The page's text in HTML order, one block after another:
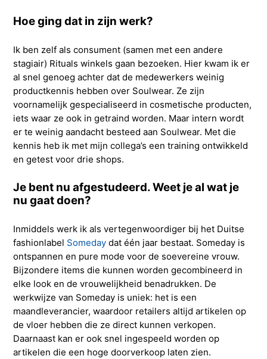
Hoe ging dat in zijn werk?
Ik ben zelf als consument (samen met een andere
stagiair) Rituals winkels gaan bezoeken. Hier kwam ik er
al snel genoeg achter dat de medewerkers weinig
productkennis hebben over Soulwear. Ze zijn
voornamelijk gespecialiseerd in cosmetische producten,
iets waar ze ook in getraind worden. Maar intern wordt
er te weinig aandacht besteed aan Soulwear. Met die
kennis heb ik met mijn collega’s een training ontwikkeld
en getest voor drie shops.
Je bent nu afgestudeerd. Weet je al wat je
nu gaat doen?
Inmiddels werk ik als vertegenwoordiger bij het Duitse
fashionlabel Someday dat één jaar bestaat. Someday is
ontspannen en pure mode voor de soevereine vrouw.
Bijzondere items die kunnen worden gecombineerd in
elke look en de vrouwelijkheid benadrukken. De
werkwijze van Someday is uniek: het is een
maandleverancier, waardoor retailers altijd artikelen op
de vloer hebben die ze direct kunnen verkopen.
Daarnaast kan er ook snel ingespeeld worden op
artikelen die een hoge doorverkoop laten zien.